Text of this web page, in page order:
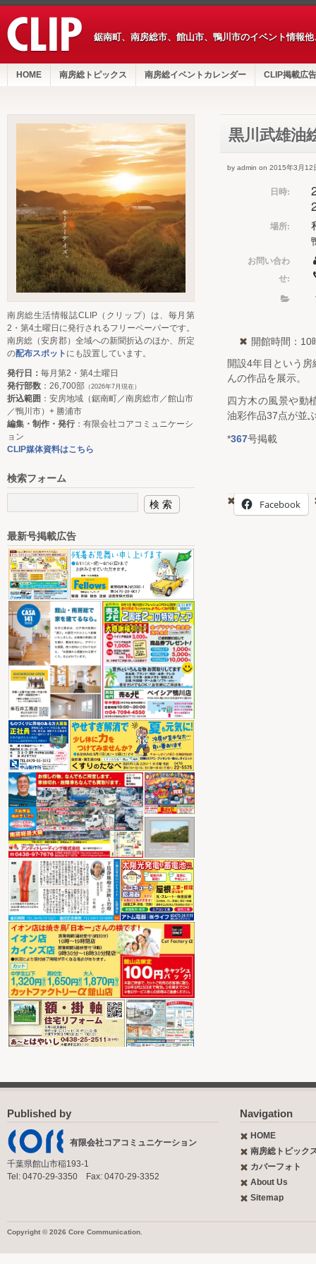
鋸南町、南房総市、館山市、鴨川市のイベント情報
HOME 南房総トピックス 南房総イベントカレンダー CLIP掲載広告
黒川武雄油
by admin on 2015年3月12
日時:
場所:
お問い合わ
せ:
開館時間：10
開設4年目という
んの作品を展示。
四方木の風景や動
油彩作品37点が並
*367号掲載
Facebook
南房総生活情報誌CLIP（クリップ）は、毎月第
2・第4土曜日に発行されるフリーペーパーです。
南房総（安房郡）全域への新聞折込のほか、所定
の配布スポット にも設置しています。
発行日： 毎月第2・第4土曜日
発行部数 ：26,700部 （2026年7月現在）
折込範囲 ：安房地域（鋸南町／南房総市／館山市
／鴨川市）+ 勝浦市
編集・制作・発行：有限会社コアコミュニケーシ
ョン
CLIP媒体資料はこちら
検索フォーム
最新号掲載広告
Published by
有限会社コアコミュニケーション
千葉県館山市稲193-1
Tel: 0470-29-3350 Fax: 0470-29-3352
Navigation
HOME
南房総トピック
カバーフォト
About Us
Sitemap
Copyright © 2026 Core Communication.